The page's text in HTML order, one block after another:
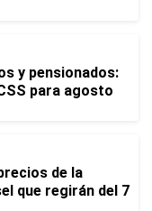
y pensionados:
para agosto
de la
que regirán del 7